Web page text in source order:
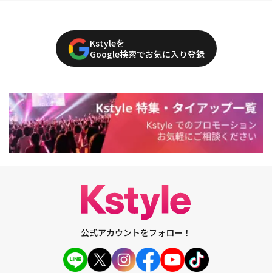
Kstyleを
Google検索でお気に入り登録
公式アカウントをフォロー！